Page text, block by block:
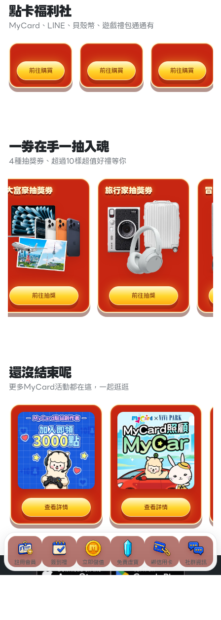
點卡福利社
MyCard、LINE、貝殼幣、遊戲禮包通通有
前往購買 前往購買 前往購買
一券在手一抽入魂
4種抽獎券、超過10樣超值好禮等你
大富豪抽獎券
前往抽獎
旅行家抽獎券
前往抽獎
冒
還沒結束呢
更多MyCard活動都在這，一起逛逛
查看詳情 查看詳情
註冊會員 簽到禮 立即儲值 免費虛寶 綁信用卡 社群資訊